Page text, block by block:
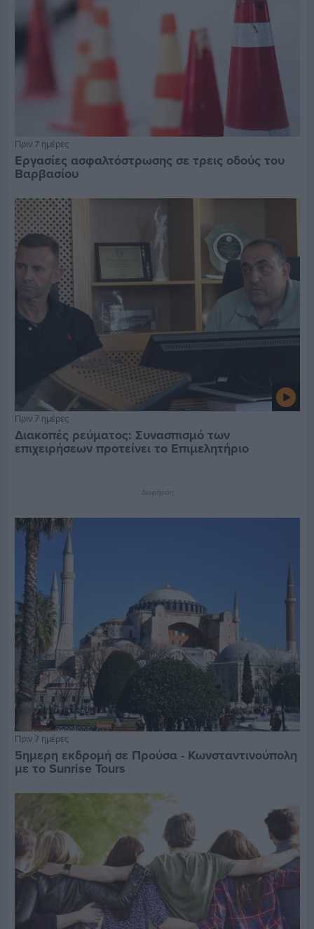
Πριν 7 ημέρες
Εργασίες ασφαλτόστρωσης σε τρεις οδούς του
Βαρβασίου
Πριν 7 ημέρες
Διακοπές ρεύματος: Συνασπισμό των
επιχειρήσεων προτείνει το Επιμελητήριο
Διαφήμιση
Πριν 7 ημέρες
5ημερη εκδρομή σε Προύσα - Κωνσταντινούπολη
με το Sunrise Tours